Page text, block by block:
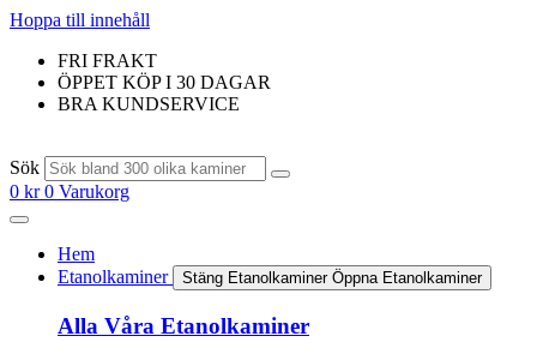
Hoppa till innehåll
FRI FRAKT
ÖPPET KÖP I 30 DAGAR
BRA KUNDSERVICE
Sök
0 kr 0 Varukorg
Hem
Etanolkaminer
Stäng Etanolkaminer Öppna Etanolkaminer
Alla Våra Etanolkaminer